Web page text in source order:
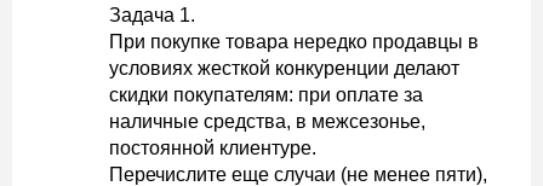
Задача 1.
При покупке товара нередко продавцы в
условиях жесткой конкуренции делают
скидки покупателям: при оплате за
наличные средства, в межсезонье,
постоянной клиентуре.
Перечислите еще случаи (не менее пяти),